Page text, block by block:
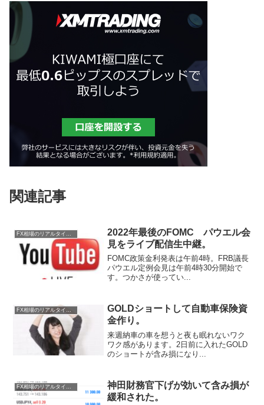
関連記事
FX相場のリアルタイム情報
2022年最後のFOMC パウエル会
見をライブ配信生中継。
FOMC政策金利発表は午前4時。FRB議長
パウエル定例会見は午前4時30分開始で
す。つかさが使ってい...
FX相場のリアルタイム情報
GOLDショートして自動車保険資
金作り。
来週納車の車を想うと夜も眠れないワク
ワク感があります。2日前に入れたGOLD
のショートが含み損になり...
神田財務官下げが効いて含み損が
緩和された。